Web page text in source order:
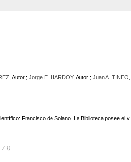
, Autor ; Jorge E. HARDOY, Autor ; Juan A. TINEO
Francisco de Solano. La Biblioteca posee el
/ 1)